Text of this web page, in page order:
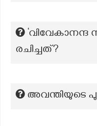
‘വിവേകാനന്ദ
രചിച്ചത്?
അവന്തിയുടെ